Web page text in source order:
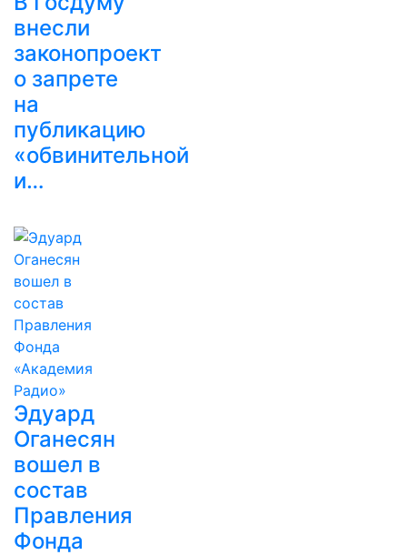
внесли
законопроект
о запрете
на
публикацию
«обвинительной
и…
Эдуард
Оганесян
вошел в
состав
Правления
Фонда